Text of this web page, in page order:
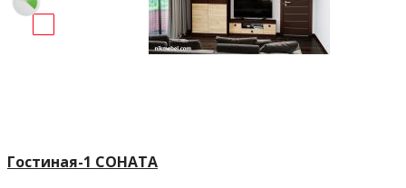
Гостиная-1 СОНАТА